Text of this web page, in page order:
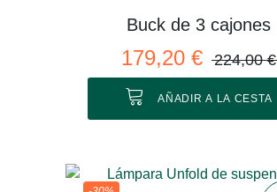
Buck de 3 cajones
179,20 € 224,00 €
AÑADIR A LA CESTA